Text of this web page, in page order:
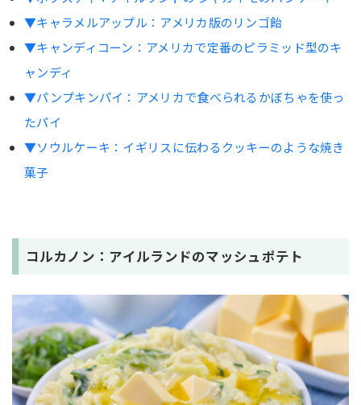
カマンベールフォンデュ温野菜サラダ
焼きリンゴのアイスクリーム添え
おばけピザ
ミイラウィンナー
まとめ
▼キャラメルアップル：アメリカ版のリンゴ飴
▼キャンディコーン：アメリカで定番のピラミッド型のキ
ャンディ
▼パンプキンパイ：アメリカで食べられるかぼちゃを使っ
たパイ
▼ソウルケーキ：イギリスに伝わるクッキーのような焼き
菓子
コルカノン：アイルランドのマッシュポテト